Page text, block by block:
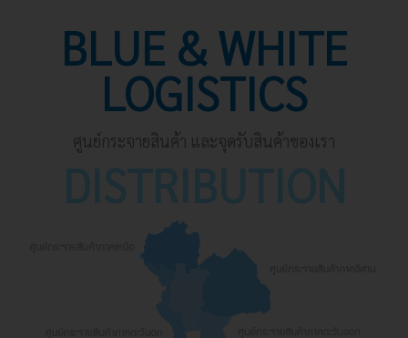
BLUE & WHITE
LOGISTICS
ศูนย์กระจายสินค้า และจุดรับสินค้าของเรา